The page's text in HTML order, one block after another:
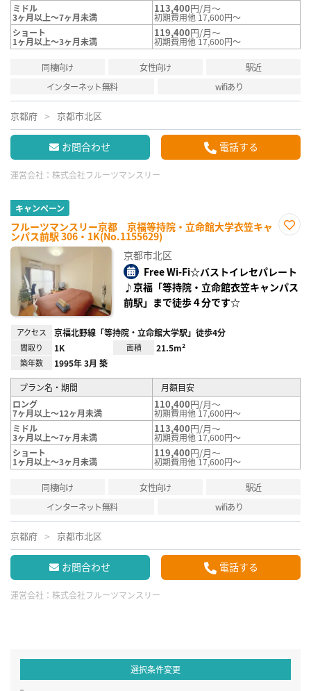
ミドル
3ヶ月以上～7ヶ月未満
113,400円/月～
初期費用他 17,600円～
ショート
1ヶ月以上～3ヶ月未満
119,400円/月～
初期費用他 17,600円～
同棲向け 女性向け
駅近
インターネット無料
wifiあり
京都府 京都市北区
お問合わせ 電話する
運営会社： 株式会社フルーツマンスリー
キャンペーン
フルーツマンスリー京都 京福等持院・立命館大学衣笠キャ
ンパス前駅 306・1K(No.1155629)
録
京都市北区
Free Wi-Fi☆バストイレセパレート
♪京福「等持院・立命館衣笠キャンパス
前駅」まで徒歩４分です☆
アクセス 京福北野線「等持院・立命館大学駅」徒歩4分
間取り 1K 面積 21.5m²
築年数 1995年 3月 築
プラン名・期間
月額目安
ロング
7ヶ月以上～12ヶ月未満
110,400円/月～
初期費用他 17,600円～
ミドル
3ヶ月以上～7ヶ月未満
113,400円/月～
初期費用他 17,600円～
ショート
1ヶ月以上～3ヶ月未満
119,400円/月～
初期費用他 17,600円～
同棲向け 女性向け
駅近
インターネット無料
wifiあり
京都府 京都市北区
お問合わせ 電話する
運営会社： 株式会社フルーツマンスリー
選択条件変更